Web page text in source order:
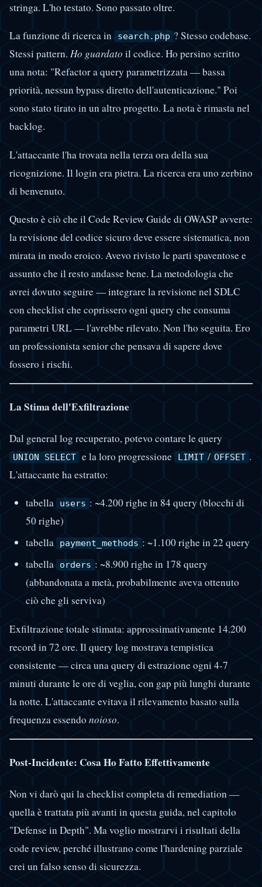
stringa. L'ho testato. Sono passato oltre.
La funzione di ricerca in search.php ? Stesso codebase.
Stessi pattern. Ho guardato il codice. Ho persino scritto
una nota: "Refactor a query parametrizzata — bassa
priorità, nessun bypass diretto dell'autenticazione." Poi
sono stato tirato in un altro progetto. La nota è rimasta nel
backlog.
L'attaccante l'ha trovata nella terza ora della sua
ricognizione. Il login era pietra. La ricerca era uno zerbino
di benvenuto.
Questo è ciò che il Code Review Guide di OWASP avverte:
la revisione del codice sicuro deve essere sistematica, non
mirata in modo eroico. Avevo rivisto le parti spaventose e
assunto che il resto andasse bene. La metodologia che
avrei dovuto seguire — integrare la revisione nel SDLC
con checklist che coprissero ogni query che consuma
parametri URL — l'avrebbe rilevato. Non l'ho seguita. Ero
un professionista senior che pensava di sapere dove
fossero i rischi.
La Stima dell'Exfiltrazione
Dal general log recuperato, potevo contare le query
UNION SELECT e la loro progressione LIMIT / OFFSET .
L'attaccante ha estratto:
tabella users : ~4.200 righe in 84 query (blocchi di
50 righe)
tabella payment_methods : ~1.100 righe in 22 query
tabella orders : ~8.900 righe in 178 query
(abbandonata a metà, probabilmente aveva ottenuto
ciò che gli serviva)
Exfiltrazione totale stimata: approssimativamente 14.200
record in 72 ore. Il query log mostrava tempistica
consistente — circa una query di estrazione ogni 4-7
minuti durante le ore di veglia, con gap più lunghi durante
la notte. L'attaccante evitava il rilevamento basato sulla
frequenza essendonoioso.
Post-Incidente: Cosa Ho Fatto Effettivamente
Non vi darò qui la checklist completa di remediation —
quella è trattata più avanti in questa guida, nel capitolo
"Defense in Depth". Ma voglio mostrarvi i risultati della
code review, perché illustrano come l'hardening parziale
crei un falso senso di sicurezza.